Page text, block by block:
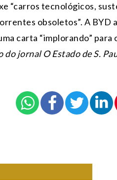
“carros tecnológicos,
obsoletos”. A BYD
carta “implorando”
do jornal O Estado de S.